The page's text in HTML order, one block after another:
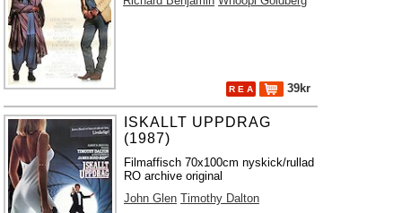
R E A 39kr
ISKALLT UPPDRAG
(1987)
Filmaffisch 70x100cm nyskick/rullad
RO archive original
John Glen Timothy Dalton